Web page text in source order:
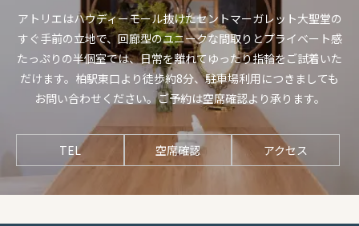
アトリエはハウディーモール抜けたセントマーガレット大聖堂の
すぐ手前の立地で、回廊型のユニークな間取りとプライベート感
たっぷりの半個室では、日常を離れてゆったり指輪をご試着いた
だけます。柏駅東口より徒歩約8分、駐車場利用につきましても
お問い合わせください。ご予約は空席確認より承ります。
TEL 空席確認 アクセス